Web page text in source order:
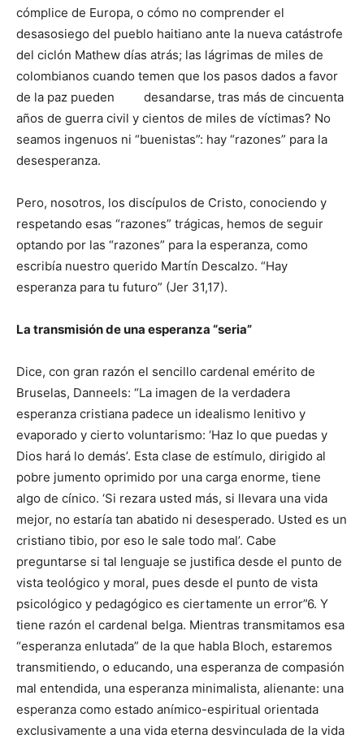
cómplice de Europa, o cómo no comprender el
desasosiego del pueblo haitiano ante la nueva catástrofe
del ciclón Mathew días atrás; las lágrimas de miles de
colombianos cuando temen que los pasos dados a favor
de la paz pueden desandarse, tras más de cincuenta
años de guerra civil y cientos de miles de víctimas? No
seamos ingenuos ni “buenistas”: hay “razones” para la
desesperanza.
Pero, nosotros, los discípulos de Cristo, conociendo y
respetando esas “razones” trágicas, hemos de seguir
optando por las “razones” para la esperanza, como
escribía nuestro querido Martín Descalzo. “Hay
esperanza para tu futuro” (Jer 31,17).
La transmisión de una esperanza “seria”
Dice, con gran razón el sencillo cardenal emérito de
Bruselas, Danneels: “La imagen de la verdadera
esperanza cristiana padece un idealismo lenitivo y
evaporado y cierto voluntarismo: ‘Haz lo que puedas y
Dios hará lo demás’. Esta clase de estímulo, dirigido al
pobre jumento oprimido por una carga enorme, tiene
algo de cínico. ‘Si rezara usted más, si llevara una vida
mejor, no estaría tan abatido ni desesperado. Usted es un
cristiano tibio, por eso le sale todo mal’. Cabe
preguntarse si tal lenguaje se justifica desde el punto de
vista teológico y moral, pues desde el punto de vista
psicológico y pedagógico es ciertamente un error”6. Y
tiene razón el cardenal belga. Mientras transmitamos esa
“esperanza enlutada” de la que habla Bloch, estaremos
transmitiendo, o educando, una esperanza de compasión
mal entendida, una esperanza minimalista, alienante: una
esperanza como estado anímico-espiritual orientada
exclusivamente a una vida eterna desvinculada de la vida